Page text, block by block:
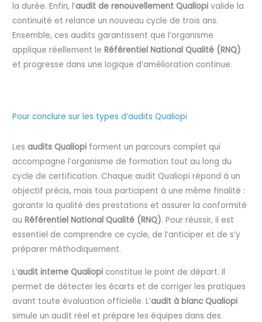
la durée. Enfin, l’audit de renouvellement Qualiopi valide la
continuité et relance un nouveau cycle de trois ans.
Ensemble, ces audits garantissent que l’organisme
applique réellement leRéférentiel National Qualité (RNQ)
et progresse dans une logique d’amélioration continue.
Pour conclure sur les types d’audits Qualiopi
Lesaudits Qualiopi forment un parcours complet qui
accompagne l’organisme de formation tout au long du
cycle de certification. Chaque audit Qualiopi répond à un
objectif précis, mais tous participent à une même finalité :
garantir la qualité des prestations et assurer la conformité
auRéférentiel National Qualité (RNQ). Pour réussir, il est
essentiel de comprendre ce cycle, de l’anticiper et de s’y
préparer méthodiquement.
L’audit interne Qualiopi constitue le point de départ. Il
permet de détecter les écarts et de corriger les pratiques
avant toute évaluation officielle. L’audit à blanc Qualiopi
simule un audit réel et prépare les équipes dans des